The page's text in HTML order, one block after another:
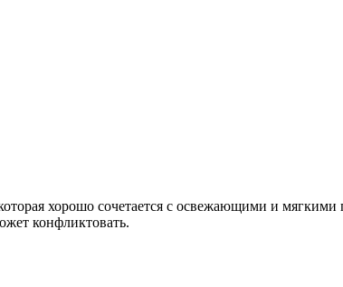
хорошо сочетается с освежающими и мягкими
конфликтовать.